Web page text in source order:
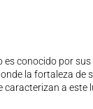
conocido por
la fortaleza de
a este